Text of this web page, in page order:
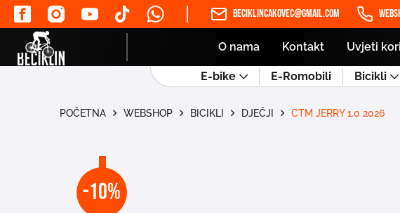
beciklincakovec@gmail.com
O nama Kontakt Uvjeti
E-bike E-Romobili Bicikli
POČETNA WEBSHOP BICIKLI DJEČJI CTM JERRY 1.0 2026
-10%